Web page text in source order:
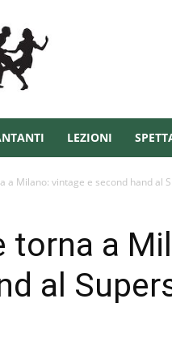
LEZIONI
a Milano: vintage e second hand al
torna a
al